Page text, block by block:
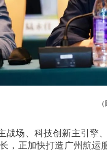
场、科技创新主引擎
，正加快打造广州航